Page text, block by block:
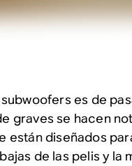
es de
graves se hacen
están diseñados
de las pelis y la